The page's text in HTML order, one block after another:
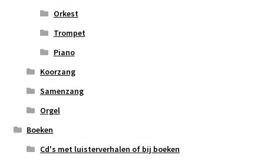
Orkest
Trompet
Piano
Koorzang
Samenzang
Orgel
Boeken
Cd's met luisterverhalen of bij boeken